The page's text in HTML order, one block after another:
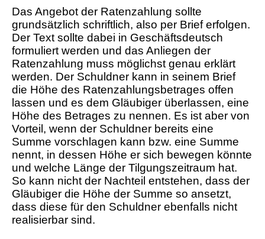
Das Angebot der Ratenzahlung sollte
grundsätzlich schriftlich, also per Brief erfolgen.
Der Text sollte dabei in Geschäftsdeutsch
formuliert werden und das Anliegen der
Ratenzahlung muss möglichst genau erklärt
werden. Der Schuldner kann in seinem Brief
die Höhe des Ratenzahlungsbetrages offen
lassen und es dem Gläubiger überlassen, eine
Höhe des Betrages zu nennen. Es ist aber von
Vorteil, wenn der Schuldner bereits eine
Summe vorschlagen kann bzw. eine Summe
nennt, in dessen Höhe er sich bewegen könnte
und welche Länge der Tilgungszeitraum hat.
So kann nicht der Nachteil entstehen, dass der
Gläubiger die Höhe der Summe so ansetzt,
dass diese für den Schuldner ebenfalls nicht
realisierbar sind.